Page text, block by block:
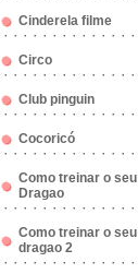
Cinderela filme
Circo
Club pinguin
Cocoricó
Como treinar o seu
Dragao
Como treinar o seu
dragao 2